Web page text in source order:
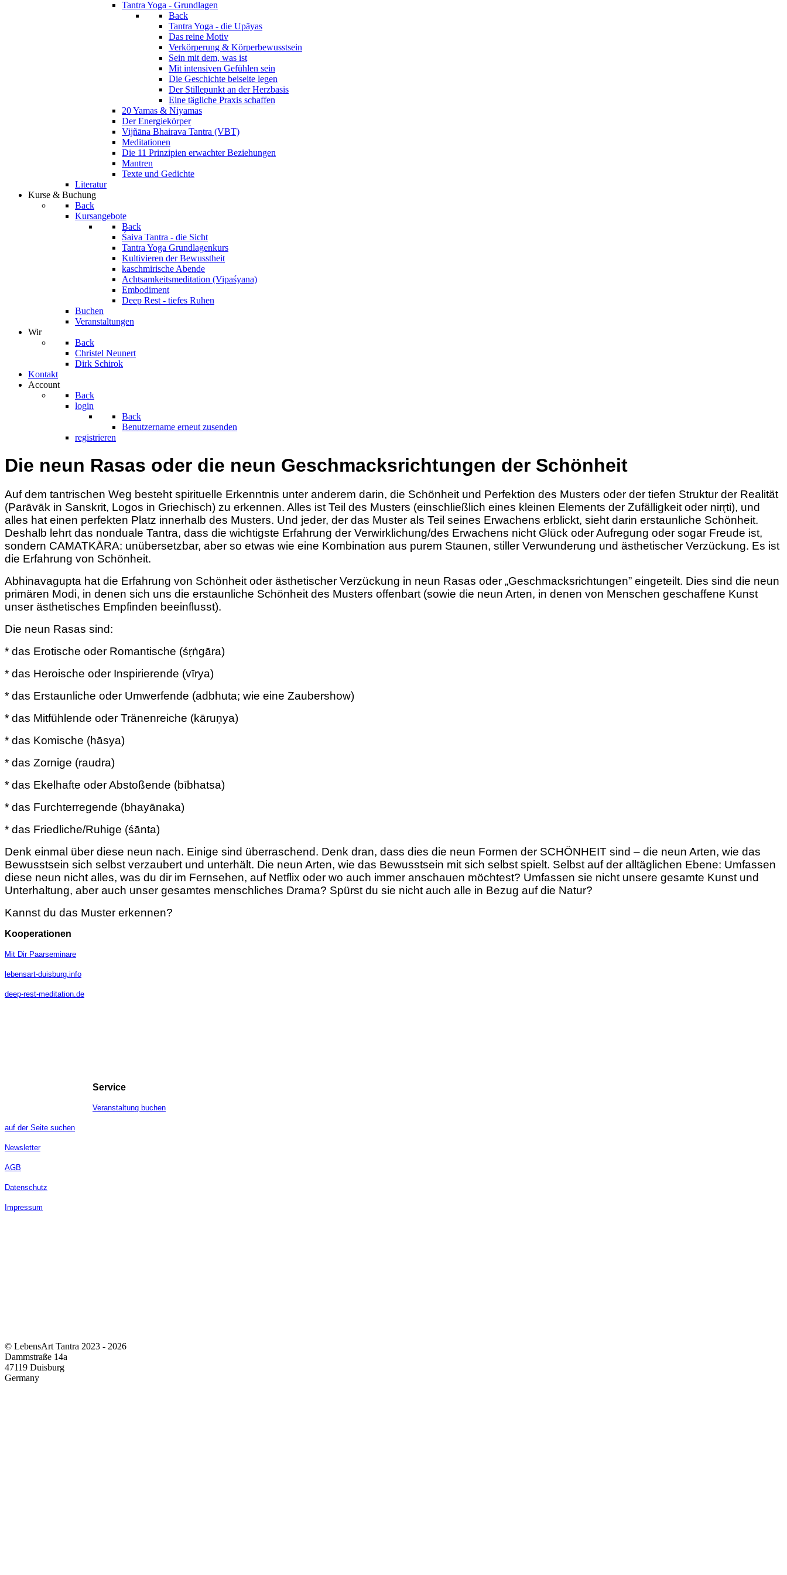
Tantra Yoga - Grundlagen
Back
Tantra Yoga - die Upāyas
Das reine Motiv
Verkörperung & Körperbewusstsein
Sein mit dem, was ist
Mit intensiven Gefühlen sein
Die Geschichte beiseite legen
Der Stillepunkt an der Herzbasis
Eine tägliche Praxis schaffen
20 Yamas & Niyamas
Der Energiekörper
Vijñāna Bhairava Tantra (VBT)
Meditationen
Die 11 Prinzipien erwachter Beziehungen
Mantren
Texte und Gedichte
Literatur
Kurse & Buchung
Back
Kursangebote
Back
Śaiva Tantra - die Sicht
Tantra Yoga Grundlagenkurs
Kultivieren der Bewusstheit
kaschmirische Abende
Achtsamkeitsmeditation (Vipaśyana)
Embodiment
Deep Rest - tiefes Ruhen
Buchen
Veranstaltungen
Wir
Back
Christel Neunert
Dirk Schirok
Kontakt
Account
Back
login
Back
Benutzername erneut zusenden
registrieren
Die neun Rasas oder die neun Geschmacksrichtungen der Schönheit
Auf dem tantrischen Weg besteht spirituelle Erkenntnis unter anderem darin, die Schönheit und Perfektion des Musters oder der tiefen Struktur der Realität
(Parāvāk in Sanskrit, Logos in Griechisch) zu erkennen. Alles ist Teil des Musters (einschließlich eines kleinen Elements der Zufälligkeit oder nirṛti), und
alles hat einen perfekten Platz innerhalb des Musters. Und jeder, der das Muster als Teil seines Erwachens erblickt, sieht darin erstaunliche Schönheit.
Deshalb lehrt das nonduale Tantra, dass die wichtigste Erfahrung der Verwirklichung/des Erwachens nicht Glück oder Aufregung oder sogar Freude ist,
sondern CAMATKĀRA: unübersetzbar, aber so etwas wie eine Kombination aus purem Staunen, stiller Verwunderung und ästhetischer Verzückung. Es ist
die Erfahrung von Schönheit.
Abhinavagupta hat die Erfahrung von Schönheit oder ästhetischer Verzückung in neun Rasas oder „Geschmacksrichtungen” eingeteilt. Dies sind die neun
primären Modi, in denen sich uns die erstaunliche Schönheit des Musters offenbart (sowie die neun Arten, in denen von Menschen geschaffene Kunst
unser ästhetisches Empfinden beeinflusst).
Die neun Rasas sind:
* das Erotische oder Romantische (śṛṅgāra)
* das Heroische oder Inspirierende (vīrya)
* das Erstaunliche oder Umwerfende (adbhuta; wie eine Zaubershow)
* das Mitfühlende oder Tränenreiche (kāruṇya)
* das Komische (hāsya)
* das Zornige (raudra)
* das Ekelhafte oder Abstoßende (bībhatsa)
* das Furchterregende (bhayānaka)
* das Friedliche/Ruhige (śānta)
Denk einmal über diese neun nach. Einige sind überraschend. Denk dran, dass dies die neun Formen der SCHÖNHEIT sind – die neun Arten, wie das
Bewusstsein sich selbst verzaubert und unterhält. Die neun Arten, wie das Bewusstsein mit sich selbst spielt. Selbst auf der alltäglichen Ebene: Umfassen
diese neun nicht alles, was du dir im Fernsehen, auf Netflix oder wo auch immer anschauen möchtest? Umfassen sie nicht unsere gesamte Kunst und
Unterhaltung, aber auch unser gesamtes menschliches Drama? Spürst du sie nicht auch alle in Bezug auf die Natur?
Kannst du das Muster erkennen?
Kooperationen
Mit Dir Paarseminare
lebensart-duisburg.info
deep-rest-meditation.de
Service
Veranstaltung buchen
auf der Seite suchen
Newsletter
AGB
Datenschutz
Impressum
© LebensArt Tantra 2023 - 2026
Dammstraße 14a
47119 Duisburg
Germany